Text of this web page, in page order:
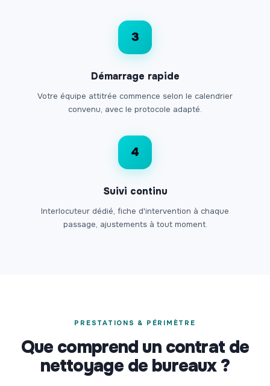
3
Démarrage rapide
Votre équipe attitrée commence selon le calendrier
convenu, avec le protocole adapté.
4
Suivi continu
Interlocuteur dédié, fiche d'intervention à chaque
passage, ajustements à tout moment.
PRESTATIONS & PÉRIMÈTRE
Que comprend un contrat de
nettoyage de bureaux ?